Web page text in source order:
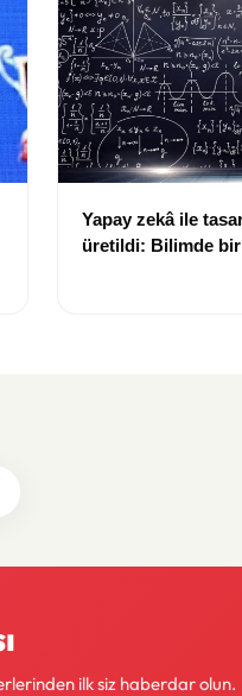
Yapay zekâ ile
üretildi: Bilimde
ilk siz haberdar olun.